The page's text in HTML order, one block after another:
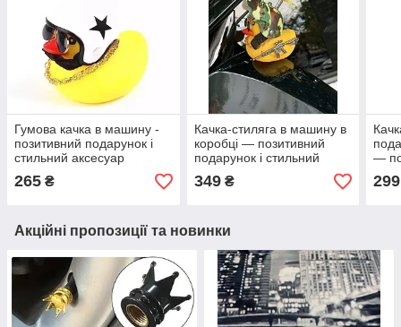
Гумова качка в машину -
позитивний подарунок і
стильний аксесуар
265 ₴
Качка-стиляга в машину в
коробці — позитивний
подарунок і стильний
аксесур
349₴
—
299
Акційні пропозиції та новинки